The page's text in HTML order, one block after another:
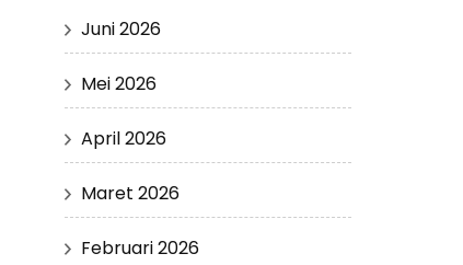
Juni 2026
Mei 2026
April 2026
Maret 2026
Februari 2026